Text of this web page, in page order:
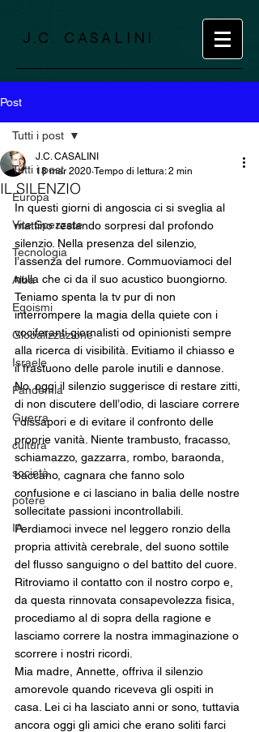
J.C. CASALINI
Post
Tutti i post
Europa
Vite Spezzate
Tecnologia
Alba
Egoismi
Globalizzazione
Israele
Pandemia
Guerra
cultura
società
potere
IA
Tutti i post
IL SILENZIO
J.C. CASALINI
18 mar 2020 Tempo di lettura: 2 min
In questi giorni di angoscia ci si sveglia al
mattino restando sorpresi dal profondo
silenzio. Nella presenza del silenzio,
l’assenza del rumore. Commuoviamoci del
nulla che ci da il suo acustico buongiorno.
Teniamo spenta la tv pur di non
interrompere la magia della quiete con i
vociferanti giornalisti od opinionisti sempre
alla ricerca di visibilità. Evitiamo il chiasso e
il frastuono delle parole inutili e dannose.
No, oggi il silenzio suggerisce di restare zitti,
di non discutere dell’odio, di lasciare correre
i dissapori e di evitare il confronto delle
proprie vanità. Niente trambusto, fracasso,
schiamazzo, gazzarra, rombo, baraonda,
baccano, cagnara che fanno solo
confusione e ci lasciano in balia delle nostre
sollecitate passioni incontrollabili.
Perdiamoci invece nel leggero ronzio della
propria attività cerebrale, del suono sottile
del flusso sanguigno o del battito del cuore.
Ritroviamo il contatto con il nostro corpo e,
da questa rinnovata consapevolezza fisica,
procediamo al di sopra della ragione e
lasciamo correre la nostra immaginazione o
scorrere i nostri ricordi.
Mia madre, Annette, offriva il silenzio
amorevole quando riceveva gli ospiti in
casa. Lei ci ha lasciato anni or sono, tuttavia
ancora oggi gli amici che erano soliti farci